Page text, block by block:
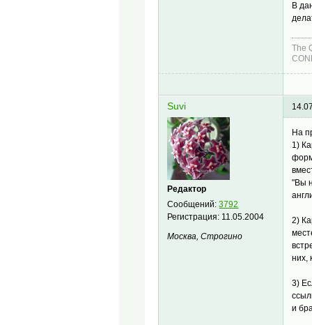
В
The
Suvi
Редактор
Сообщений:3792
Регистрация: 11.05.2004
Москва, Строгино
На
1)
"Вы
2)
них,
3)
и